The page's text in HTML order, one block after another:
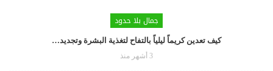
جمال بلا حدود
كيف تعدين كريماً ليلياً بالتفاح لتغذية البشرة وتجديد…
3 أشهر منذ